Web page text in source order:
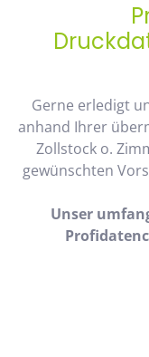
Gerne erledigt
anhand Ihrer
Zollstock o.
gewünschten
Unser